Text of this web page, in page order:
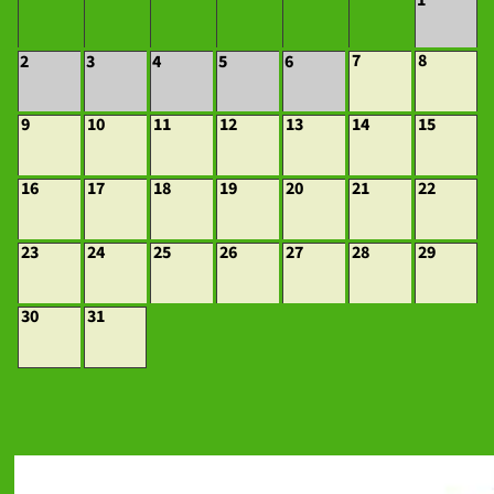
2 3 4 5 6 7 8
9 10 11 12 13 14 15
16 17 18 19 20 21 22
23 24 25 26 27 28 29
30 31